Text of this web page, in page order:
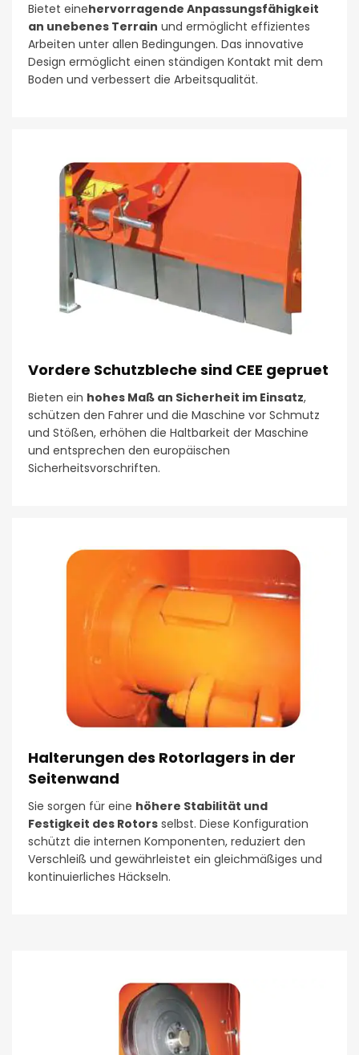
Bietet einehervorragende Anpassungsfähigkeit
an unebenes Terrain und ermöglicht effizientes
Arbeiten unter allen Bedingungen. Das innovative
Design ermöglicht einen ständigen Kontakt mit dem
Boden und verbessert die Arbeitsqualität.
Vordere Schutzbleche sind CEE gepruet
Bieten ein hohes Maß an Sicherheit im Einsatz,
schützen den Fahrer und die Maschine vor Schmutz
und Stößen, erhöhen die Haltbarkeit der Maschine
und entsprechen den europäischen
Sicherheitsvorschriften.
Halterungen des Rotorlagers in der
Seitenwand
Sie sorgen für eine höhere Stabilität und
Festigkeit des Rotors selbst. Diese Konfiguration
schützt die internen Komponenten, reduziert den
Verschleiß und gewährleistet ein gleichmäßiges und
kontinuierliches Häckseln.